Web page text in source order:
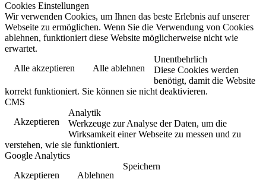
Cookies Einstellungen
Wir verwenden Cookies, um Ihnen das beste Erlebnis auf unserer
Webseite zu ermöglichen. Wenn Sie die Verwendung von Cookies
ablehnen, funktioniert diese Website möglicherweise nicht wie
erwartet.
Alle akzeptieren
Alle ablehnen
Unentbehrlich
Diese Cookies werden
benötigt, damit die Website
korrekt funktioniert. Sie können sie nicht deaktivieren.
CMS
Akzeptieren
Analytik
Werkzeuge zur Analyse der Daten, um die
Wirksamkeit einer Webseite zu messen und zu
verstehen, wie sie funktioniert.
Google Analytics
Akzeptieren
Ablehnen
Speichern